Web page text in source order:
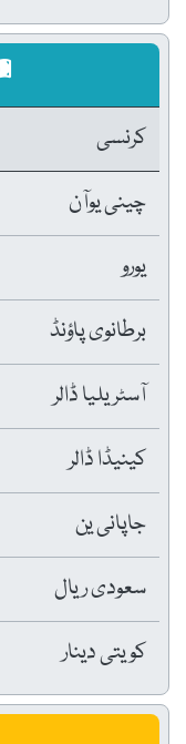
کرنسی
چینی یوآن
یورو
برطانوی پاؤنڈ
آسٹریلیا ڈالر
کینیڈا ڈالر
جاپانی ین
سعودی ریال
کویتی دینار